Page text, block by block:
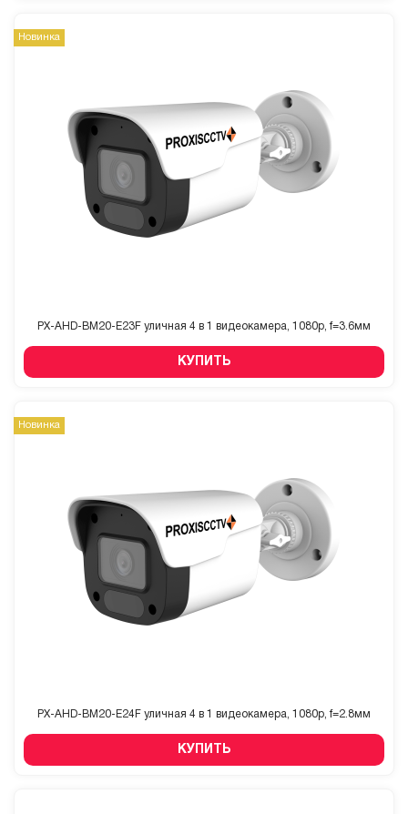
Новинка
PX-AHD-BM20-E23F уличная 4 в 1 видеокамера, 1080p, f=3.6мм
КУПИТЬ
Новинка
PX-AHD-BM20-E24F уличная 4 в 1 видеокамера, 1080p, f=2.8мм
КУПИТЬ